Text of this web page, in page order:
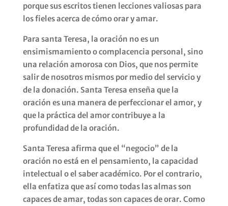
porque sus escritos tienen lecciones valiosas para
los fieles acerca de cómo orar y amar.
Para santa Teresa, la oración no es un
ensimismamiento o complacencia personal, sino
una relación amorosa con Dios, que nos permite
salir de nosotros mismos por medio del servicio y
de la donación. Santa Teresa enseña que la
oración es una manera de perfeccionar el amor, y
que la práctica del amor contribuye a la
profundidad de la oración.
Santa Teresa afirma que el “negocio” de la
oración no está en el pensamiento, la capacidad
intelectual o el saber académico. Por el contrario,
ella enfatiza que así como todas las almas son
capaces de amar, todas son capaces de orar. Como